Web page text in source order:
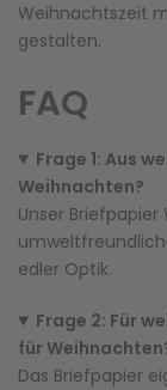
Weihnachtszeit
gestalten.
FAQ
Frage 1: Aus
Weihnachten?
Unser
edler Optik.
Frage 2: Für
für
Das Briefpapier